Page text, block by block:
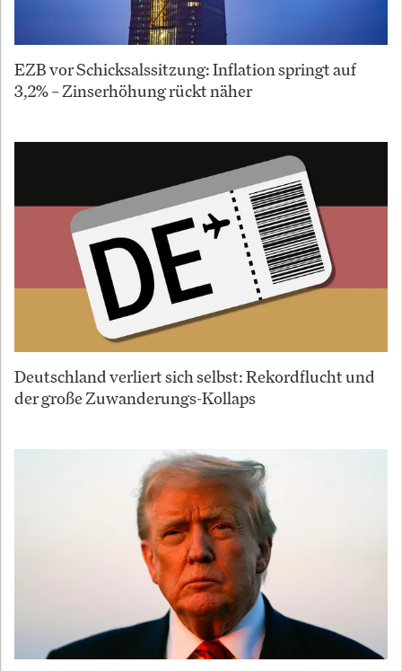
EZB vor Schicksalssitzung: Inflation springt auf
3,2% – Zinserhöhung rückt näher
Deutschland verliert sich selbst: Rekordflucht und
der große Zuwanderungs-Kollaps